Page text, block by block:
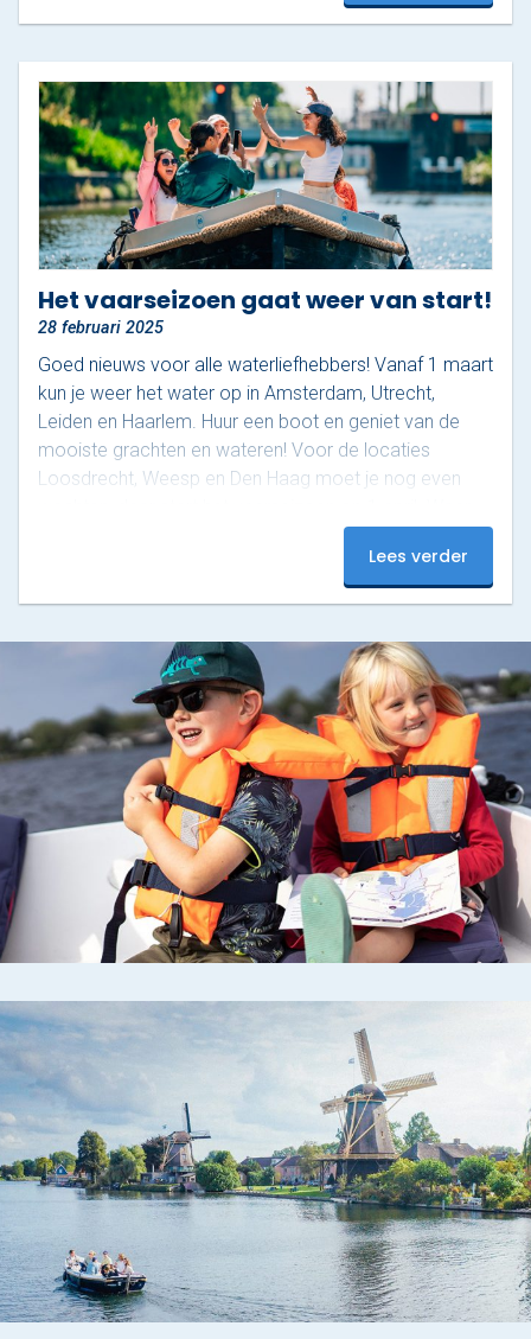
uur vaar je een prachtige route, beginnend onder de
Het vaarseizoen gaat weer van start!
28 februari 2025
Goed nieuws voor alle waterliefhebbers! Vanaf 1 maart
kun je weer het water op in Amsterdam, Utrecht,
Leiden en Haarlem. Huur een boot en geniet van de
mooiste grachten en wateren! Voor de locaties
Loosdrecht, Weesp en Den Haag moet je nog even
ga jij als eerste varen? Boek nu en beleef een
Lees verder